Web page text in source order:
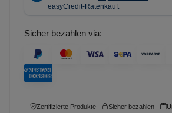
Sicher bezahlen via:
Zertifizierte Produkte Sicher bezahlen